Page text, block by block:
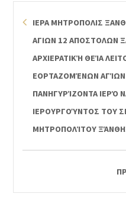
ΙΕΡΑ ΜΗΤΡΟΠΟΛΙΣ
ΑΓΙΩΝ 12 ΑΠΟΣΤΟΛΩΝ
ΑΡΧΙΕΡΑΤΙΚΉ ΘΕΊΑ
ΕΟΡΤΑΖΟΜΈΝΩΝ
ΠΑΝΗΓΥΡΊΖΟΝΤΑ ΙΕΡΌ
ΙΕΡΟΥΡΓΟΎΝΤΟΣ ΤΟΥ
ΜΗΤΡΟΠΟΛΊΤΟΥ